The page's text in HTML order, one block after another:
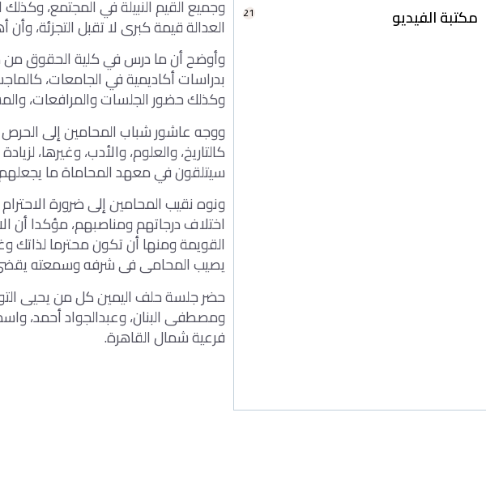
مكتبة الفيديو 21 وجميع القيم النبيلة في المجتمع،
العدالة قيمة كبرى لا تقبل التجزئة،
وأوضح أن ما درس في كلية الحقوق من
بدراسات أكاديمية في الجامعات،
وكذلك حضور الجلسات والمرافعات،
ووجه عاشور شباب المحامين إلى
كالتاريخ، والعلوم، والأدب، وغيرها،
سيتلقون في معهد المحاماة ما
ونوه نقيب المحامين إلى ضرورة
اختلاف درجاتهم ومناصبهم، مؤكدا أن
القويمة ومنها أن تكون محترما لذاتك
يصيب المحامى فى شرفه وسمعته
حضر جلسة حلف اليمين كل من يحيى
ومصطفى البنان، وعبدالجواد أحمد،
فرعية شمال القاهرة.